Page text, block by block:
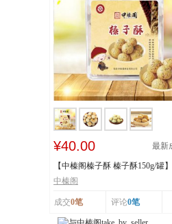
¥40.00 最新
【中榛阁榛子酥 榛子酥150g/罐
工艺 榛香浓...
中榛阁
成交0笔 评论0笔